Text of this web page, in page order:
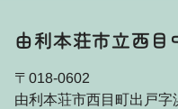
由利本荘市立西目
〒018-0602
由利本荘市西目町出戸字